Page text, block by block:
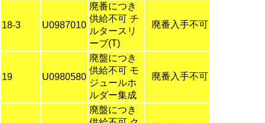
18-3 U0987010
廃番につき
供給不可 チ
ルタースリ
ーブ(T)
廃番入手不可
19 U0980580
廃盤につき
供給不可 モ
ジュールホ
ルダー集成
廃番入手不可
廃盤につき